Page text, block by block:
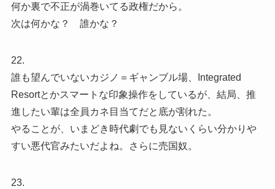
何か裏で不正が渦巻いてる政権だから。
次は何かな？ 誰かな？
22.
誰も望んでいないカジノ＝ギャンブル場、Integrated
Resortとかスマートな印象操作をしているが、結局、推
進したい輩は全員カネ目当てだと底が割れた。
やることが、いまどき時代劇でも見ないくらい分かりや
すい悪代官みたいだよね。さらに売国奴。
23.